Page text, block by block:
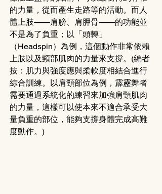
的力量，從而產生走路等的活動。而人
體上肢——肩膀、肩胛骨——的功能並
不是為了負重；以「頭轉」
（Headspin）為例，這個動作非常依賴
上肢以及頸部肌肉的力量來支撐。(編者
按：肌力與強度應與柔軟度相結合進行
綜合訓練。以肩頸部位為例，霹靂舞者
需要通過系統化的練習來加強肩頸肌肉
的力量，這樣可以使本來不適合承受大
量負重的部位，能夠支撐身體完成高難
度動作。)